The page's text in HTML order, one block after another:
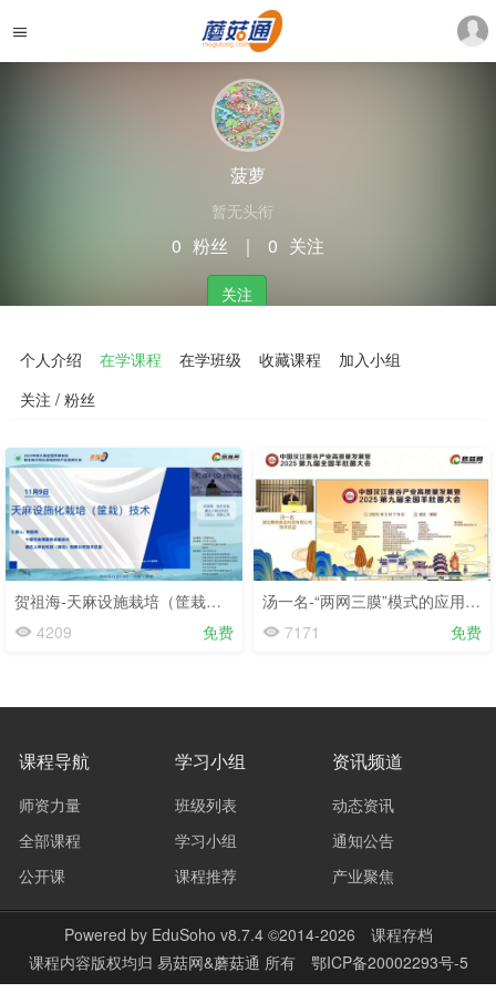
菠萝
暂无头衔
0 粉丝 ｜ 0 关注
关注
个人介绍 在学课程 在学班级 收藏课程
加入小组
关注 / 粉丝
贺祖海-天麻设施栽培（筐栽）技术-第八届天麻大会-2025.11.8
4209
免费
汤一名-“两网三膜”模式的应用方法及注意事项-第九届羊肚菌大会-2025.3.8
7171
免费
课程导航
师资力量
全部课程
公开课
学习小组
班级列表
学习小组
课程推荐
资讯频道
动态资讯
通知公告
产业聚焦
Powered by EduSoho v8.7.4©2014-2026
课程存档
课程内容版权均归 易菇网&蘑菇通 所有 鄂ICP备20002293号-5